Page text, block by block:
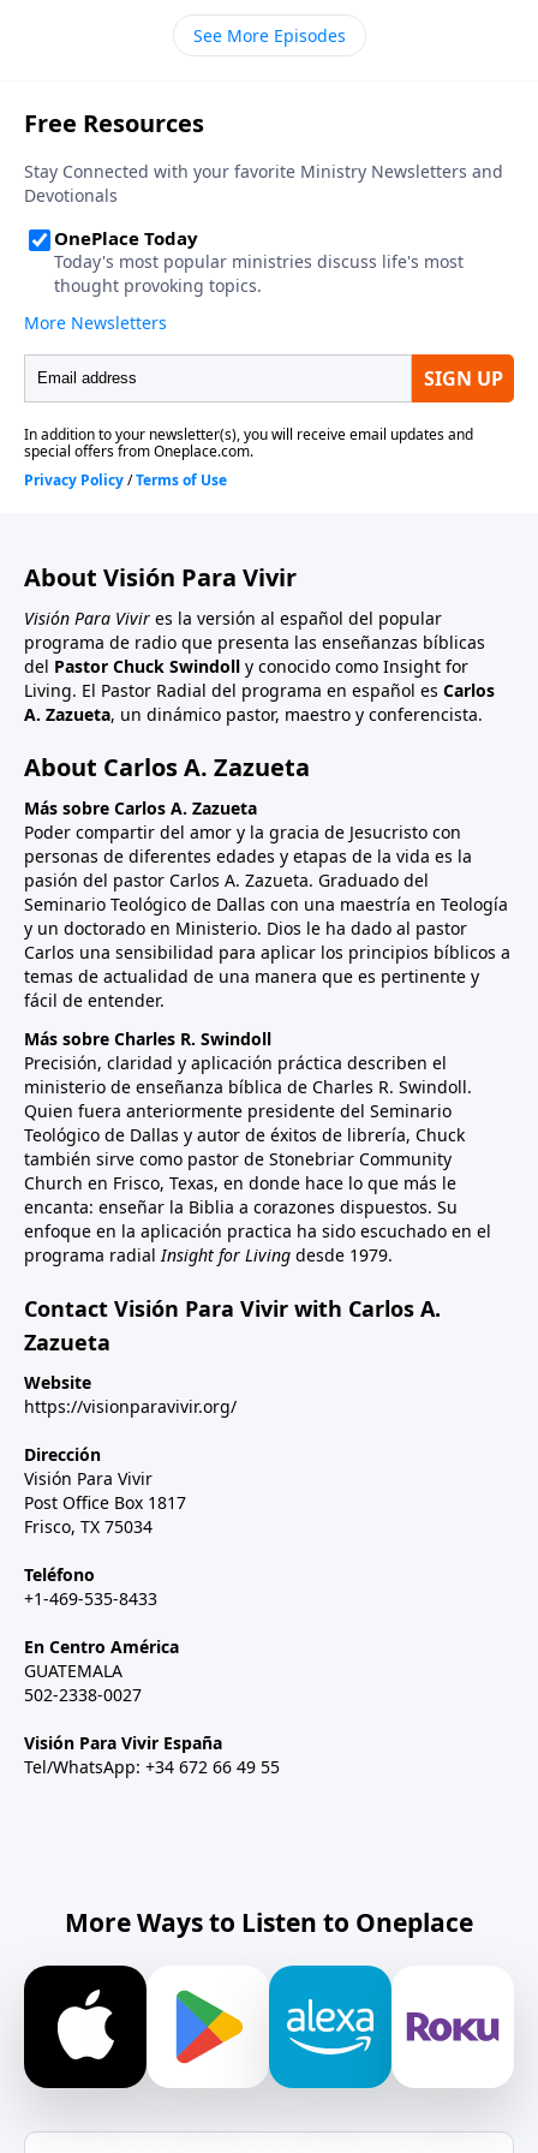
movimiento de Dios o se calcifique en un
monumento a sí mismo depende de un solo factor
magnificencia. En contraste, la grandeza humana es
tan frágil como la hierba del campo que se marchita
obras que Dios hace en y alrededor nuestro. Y tal vez
nadie sienta esta tentación tan fuerte que aquellos
que servimos a Dios en el ministerio público, aquellos
gloria y reflejarla en todo lo que hacemos. Sea que
nuestro trabajo en el ministerio se convierta en un
monumento a sí mismo depende de un solo factor
crucial: quién se lleva la gloria.
See More Episodes
About Visión Para Vivir
Visión Para Vivir es la versión al español del popular
programa de radio que presenta las enseñanzas bíblicas
del Pastor Chuck Swindoll y conocido como Insight for
Living. El Pastor Radial del programa en español es Carlos
A. Zazueta, un dinámico pastor, maestro y conferencista.
About Carlos A. Zazueta
Más sobre Carlos A. Zazueta
Poder compartir del amor y la gracia de Jesucristo con
personas de diferentes edades y etapas de la vida es la
pasión del pastor Carlos A. Zazueta. Graduado del
Seminario Teológico de Dallas con una maestría en Teología
y un doctorado en Ministerio. Dios le ha dado al pastor
Carlos una sensibilidad para aplicar los principios bíblicos a
temas de actualidad de una manera que es pertinente y
fácil de entender.
Más sobre Charles R. Swindoll
Precisión, claridad y aplicación práctica describen el
ministerio de enseñanza bíblica de Charles R. Swindoll.
Quien fuera anteriormente presidente del Seminario
Teológico de Dallas y autor de éxitos de librería, Chuck
también sirve como pastor de Stonebriar Community
Church en Frisco, Texas, en donde hace lo que más le
encanta: enseñar la Biblia a corazones dispuestos. Su
enfoque en la aplicación practica ha sido escuchado en el
programa radial Insight for Living desde 1979.
Contact Visión Para Vivir with Carlos A.
Zazueta
Website
https://visionparavivir.org/
Dirección
Visión Para Vivir
Post Office Box 1817
Frisco, TX 75034
Teléfono
+1-469-535-8433
En Centro América
GUATEMALA
502-2338-0027
Visión Para Vivir España
Tel/WhatsApp: +34 672 66 49 55
More Ways to Listen to Oneplace